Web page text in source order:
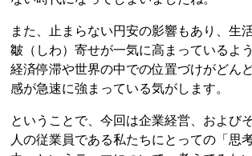
また、止まらない円安の影響もあり、生
皺（しわ）寄せが一気に高まっているよ
経済停滞や世界の中での位置づけがどん
感が急速に強まっている気がします。
ということで、今回は企業経営、および
人の従業員である私たちにとっての「思